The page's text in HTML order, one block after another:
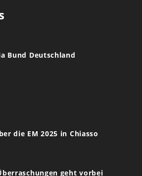
Bund Deutschland
die EM 2025 in Chiasso
geht vorbei